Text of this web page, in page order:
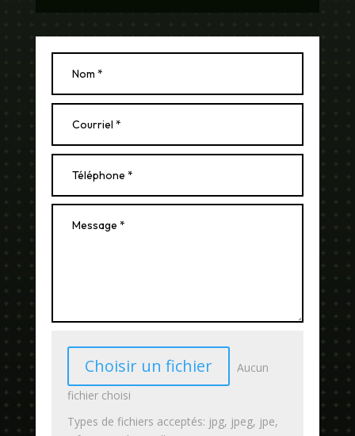
Choisir un fichier
Aucun
fichier choisi
Types de fichiers acceptés: jpg, jpeg, jpe,